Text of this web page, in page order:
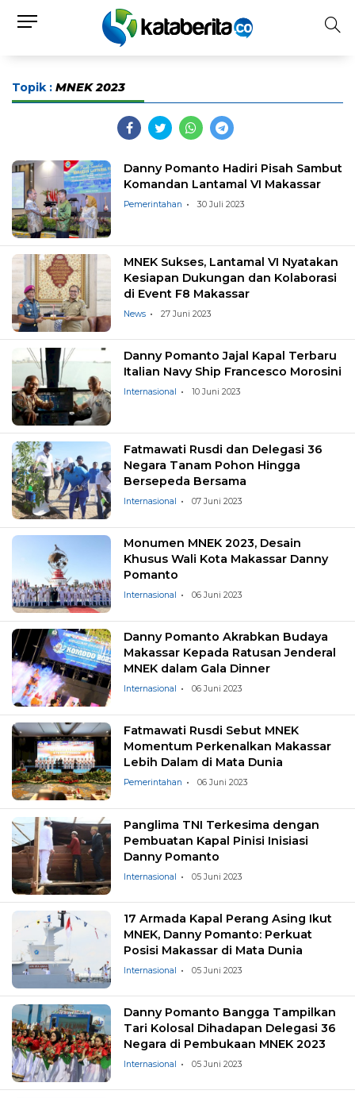
Topik : MNEK 2023
Danny Pomanto Hadiri Pisah Sambut
Komandan Lantamal VI Makassar
Pemerintahan 30 Juli 2023
MNEK Sukses, Lantamal VI Nyatakan
Kesiapan Dukungan dan Kolaborasi
di Event F8 Makassar
News 27 Juni 2023
Danny Pomanto Jajal Kapal Terbaru
Italian Navy Ship Francesco Morosini
Internasional 10 Juni 2023
Fatmawati Rusdi dan Delegasi 36
Negara Tanam Pohon Hingga
Bersepeda Bersama
Internasional 07 Juni 2023
Monumen MNEK 2023, Desain
Khusus Wali Kota Makassar Danny
Pomanto
Internasional 06 Juni 2023
Danny Pomanto Akrabkan Budaya
Makassar Kepada Ratusan Jenderal
MNEK dalam Gala Dinner
Internasional 06 Juni 2023
Fatmawati Rusdi Sebut MNEK
Momentum Perkenalkan Makassar
Lebih Dalam di Mata Dunia
Pemerintahan 06 Juni 2023
Panglima TNI Terkesima dengan
Pembuatan Kapal Pinisi Inisiasi
Danny Pomanto
Internasional 05 Juni 2023
17 Armada Kapal Perang Asing Ikut
MNEK, Danny Pomanto: Perkuat
Posisi Makassar di Mata Dunia
Internasional 05 Juni 2023
Danny Pomanto Bangga Tampilkan
Tari Kolosal Dihadapan Delegasi 36
Negara di Pembukaan MNEK 2023
Internasional 05 Juni 2023